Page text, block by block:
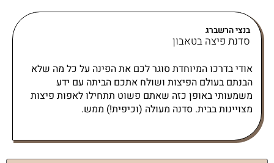
בנצי הרשברג
סדנת פיצה בטאבון
אודי בדרכו המיוחדת סוגר לכם את הפינה על כל מה שלא
הבנתם בעולם הפיצות ושולח אתכם הביתה עם ידע
משמעותי באופן כזה שאתם פשוט תתחילו לאפות פיצות
מצויינות בבית. סדנה מעולה (וכיפית!) ממש.